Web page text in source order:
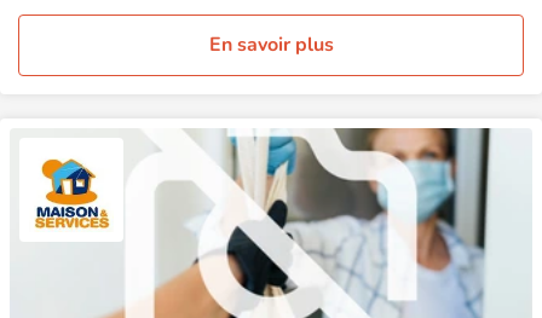
En savoir plus